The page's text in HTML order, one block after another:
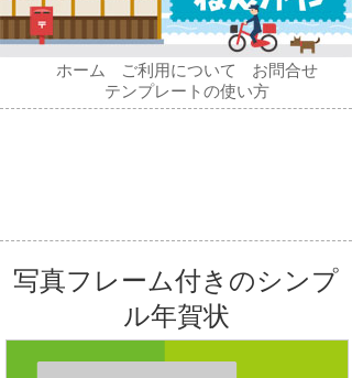
ホーム ご利用について
お問合せ
テンプレートの使い方
写真フレーム付きのシンプ
ル年賀状